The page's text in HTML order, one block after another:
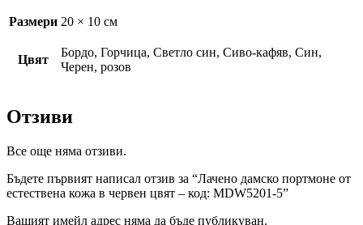
Размери 20 × 10 см
Цвят
Бордо, Горчица, Светло син, Сиво-кафяв, Син,
Черен, розов
Отзиви
Все още няма отзиви.
Бъдете първият написал отзив за “Лачено дамско портмоне от
естествена кожа в червен цвят – код: MDW5201-5”
Вашият имейл адрес няма да бъде публикуван.